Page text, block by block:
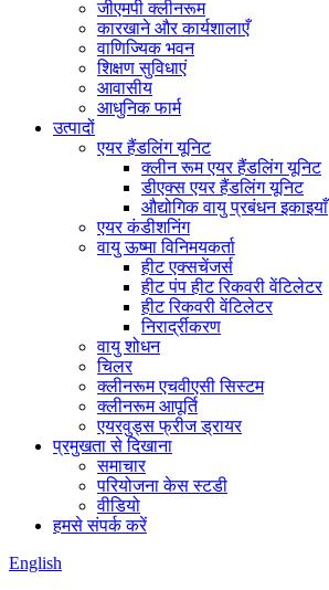
जीएमपी क्लीनरूम
कारखाने और कार्यशालाएँ
वाणिज्यिक भवन
शिक्षण सुविधाएं
आवासीय
आधुनिक फार्म
उत्पादों
एयर हैंडलिंग यूनिट
क्लीन रूम एयर हैंडलिंग यूनिट
डीएक्स एयर हैंडलिंग यूनिट
औद्योगिक वायु प्रबंधन इकाइयाँ
एयर कंडीशनिंग
वायु ऊष्मा विनिमयकर्ता
हीट एक्सचेंजर्स
हीट पंप हीट रिकवरी वेंटिलेटर
हीट रिकवरी वेंटिलेटर
निरार्द्रीकरण
वायु शोधन
चिलर
क्लीनरूम एचवीएसी सिस्टम
क्लीनरूम आपूर्ति
एयरवुड्स फ्रीज ड्रायर
प्रमुखता से दिखाना
समाचार
परियोजना केस स्टडी
वीडियो
हमसे संपर्क करें
English